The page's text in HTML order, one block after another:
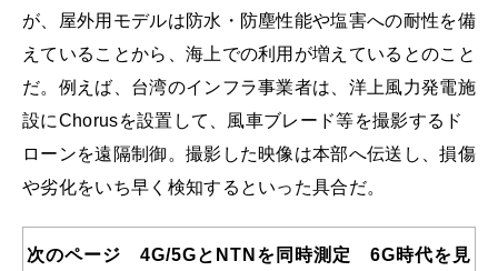
が、屋外用モデルは防水・防塵性能や塩害への耐性を備
えていることから、海上での利用が増えているとのこと
だ。例えば、台湾のインフラ事業者は、洋上風力発電施
設にChorusを設置して、風車ブレード等を撮影するド
ローンを遠隔制御。撮影した映像は本部へ伝送し、損傷
や劣化をいち早く検知するといった具合だ。
次のページ 4G/5GとNTNを同時測定 6G時代を見